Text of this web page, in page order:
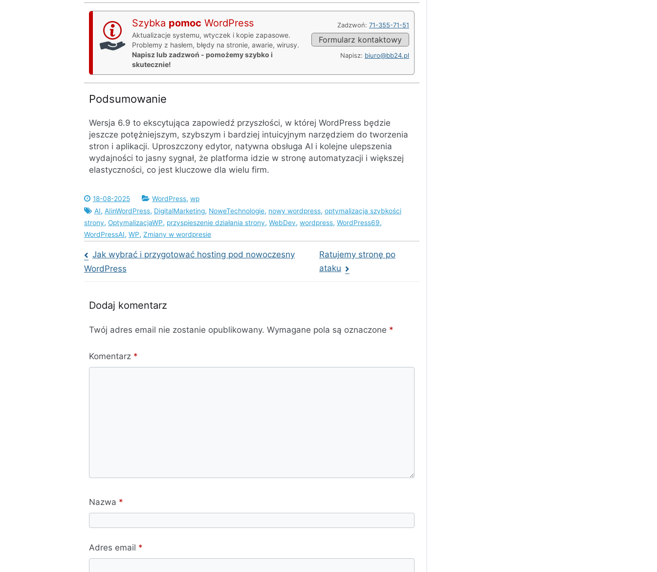
Zadzwoń: 71-355-71-51
Formularz kontaktowy
Napisz: biuro@bb24.pl
Szybka pomoc WordPress
Aktualizacje systemu, wtyczek i kopie zapasowe.
Problemy z hasłem, błędy na stronie, awarie, wirusy.
Napisz lub zadzwoń - pomożemy szybko i
skutecznie!
Podsumowanie
Wersja 6.9 to ekscytująca zapowiedź przyszłości, w której WordPress będzie
jeszcze potężniejszym, szybszym i bardziej intuicyjnym narzędziem do tworzenia
stron i aplikacji. Uproszczony edytor, natywna obsługa AI i kolejne ulepszenia
wydajności to jasny sygnał, że platforma idzie w stronę automatyzacji i większej
elastyczności, co jest kluczowe dla wielu firm.
18-08-2025 WordPress, wp
AI, AIinWordPress, DigitalMarketing, NoweTechnologie, nowy wordpress, optymalizacja szybkości
strony, OptymalizacjaWP, przyspieszenie działania strony, WebDev, wordpress, WordPress69,
WordPressAI, WP, Zmiany w wordpresie
Nawigacja
Jak wybrać i przygotować hosting pod nowoczesny
WordPress
Ratujemy stronę po
ataku
Dodaj komentarz
Twój adres email nie zostanie opublikowany. Wymagane pola są oznaczone *
Komentarz *
Nazwa *
Adres email *